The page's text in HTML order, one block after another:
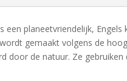
een planeetvriendelijk,
gemaakt volgens de
door de natuur. Ze